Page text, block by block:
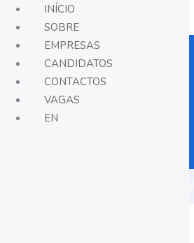
INÍCIO
SOBRE
EMPRESAS
CANDIDATOS
CONTACTOS
VAGAS
EN